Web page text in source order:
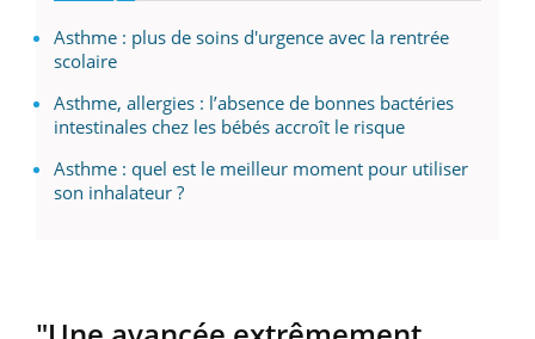
Asthme : plus de soins d'urgence avec la rentrée
scolaire
Asthme, allergies : l’absence de bonnes bactéries
intestinales chez les bébés accroît le risque
Asthme : quel est le meilleur moment pour utiliser
son inhalateur ?